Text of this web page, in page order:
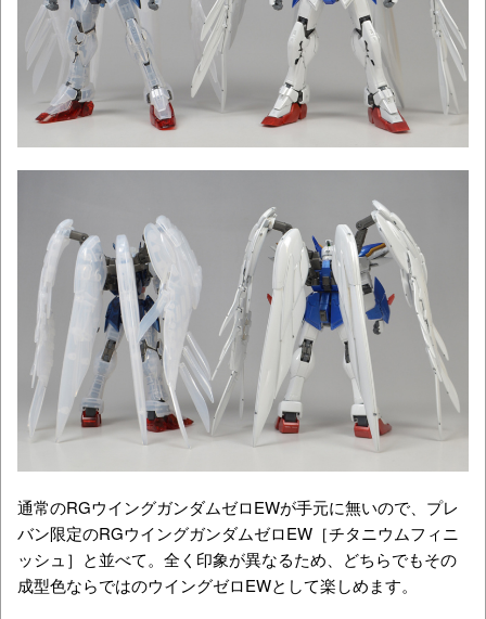
通常のRGウイングガンダムゼロEWが手元に無いので、プレ
バン限定のRGウイングガンダムゼロEW［チタニウムフィニ
ッシュ］と並べて。全く印象が異なるため、どちらでもその
成型色ならではのウイングゼロEWとして楽しめます。